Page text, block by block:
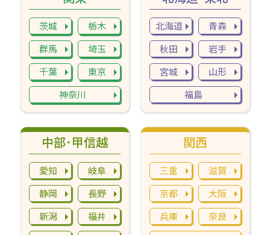
中部･甲信越
愛知
岐阜
静岡
長野
新潟
福井
関西
三重
滋賀
京都
大阪
兵庫
奈良
茨城
栃木
群馬
埼玉
千葉
東京
神奈川
北海道
青森
秋田
岩手
宮城
山形
福島